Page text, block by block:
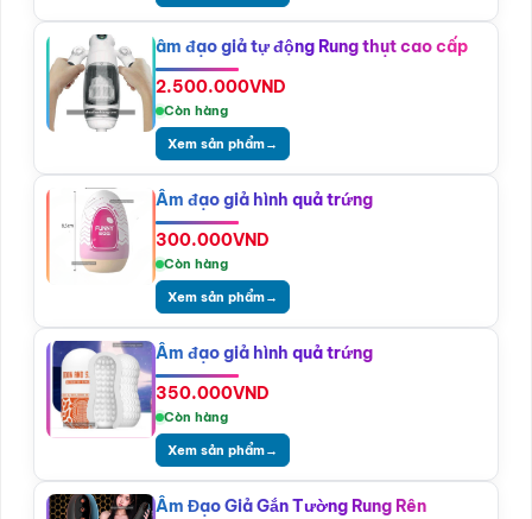
âm đạo giả tự động Rung thụt cao cấp
2.500.000VND
Còn hàng
Xem sản phẩm→
Âm đạo giả hình quả trứng
300.000VND
Còn hàng
Xem sản phẩm→
Âm đạo giả hình quả trứng
350.000VND
Còn hàng
Xem sản phẩm→
Âm Đạo Giả Gắn Tường Rung Rên